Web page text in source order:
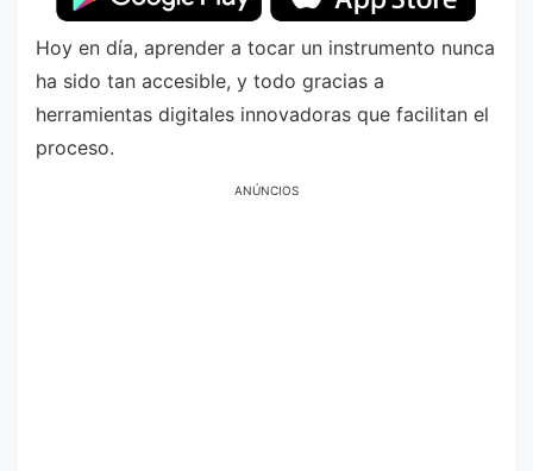
Hoy en día, aprender a tocar un instrumento nunca
ha sido tan accesible, y todo gracias a
herramientas digitales innovadoras que facilitan el
proceso.
ANÚNCIOS